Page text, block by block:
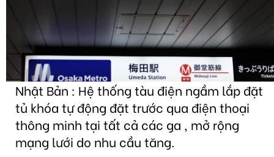
Nhật Bản : Hệ thống tàu điện ngầm lắp đặt
tủ khóa tự động đặt trước qua điện thoại
thông minh tại tất cả các ga , mở rộng
mạng lưới do nhu cầu tăng.